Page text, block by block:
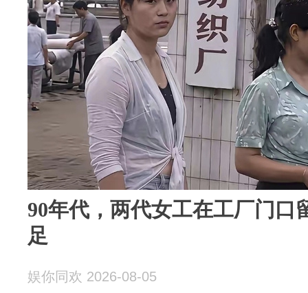
90年代，两代女工在工厂门口
足
娱你同欢 2026-08-05